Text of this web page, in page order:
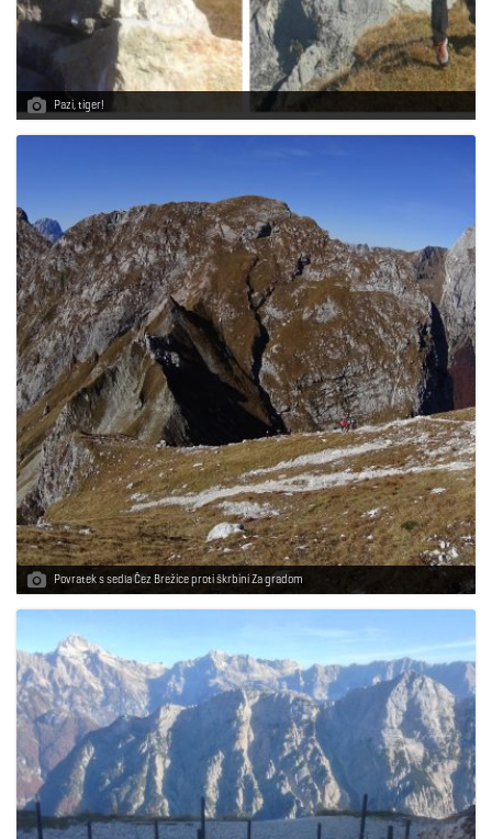
Pazi, tiger!
Povratek s sedla Čez Brežice proti škrbini Za gradom